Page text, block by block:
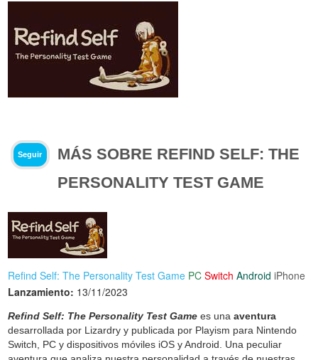
Seguir
MÁS SOBRE REFIND SELF: THE
PERSONALITY TEST GAME
Refind Self: The Personality Test Game PC Switch Android iPhone
Lanzamiento: 13/11/2023
Refind Self: The Personality Test Game es unaaventura
desarrollada por Lizardry y publicada por Playism para Nintendo
Switch, PC y dispositivos móviles iOS y Android. Una peculiar